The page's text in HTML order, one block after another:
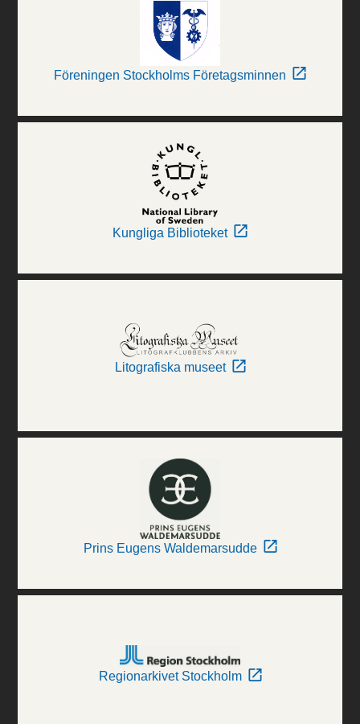
Föreningen Stockholms Företagsminnen
Kungliga Biblioteket
Litografiska museet
Prins Eugens Waldemarsudde
Regionarkivet Stockholm